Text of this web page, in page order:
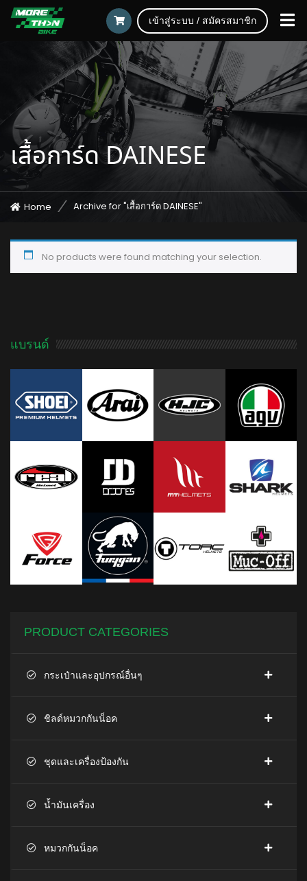
เข้าสู่ระบบ / สมัครสมาชิก
เสื้อการ์ด DAINESE
Home Archive for "เสื้อการ์ด DAINESE"
No products were found matching your selection.
แบรนด์
PRODUCT CATEGORIES
กระเป๋าและอุปกรณ์อื่นๆ
ชิลด์หมวกกันน็อค
ชุดและเครื่องป้องกัน
น้ำมันเครื่อง
หมวกกันน็อค